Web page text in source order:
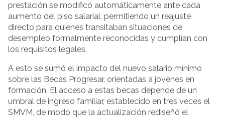
prestación se modificó automáticamente ante cada
aumento del piso salarial, permitiendo un reajuste
directo para quienes transitaban situaciones de
desempleo formalmente reconocidas y cumplían con
los requisitos legales.
A esto se sumó el impacto del nuevo salario mínimo
sobre las Becas Progresar, orientadas a jóvenes en
formación. El acceso a estas becas depende de un
umbral de ingreso familiar, establecido en tres veces el
SMVM, de modo que la actualización rediseñó el